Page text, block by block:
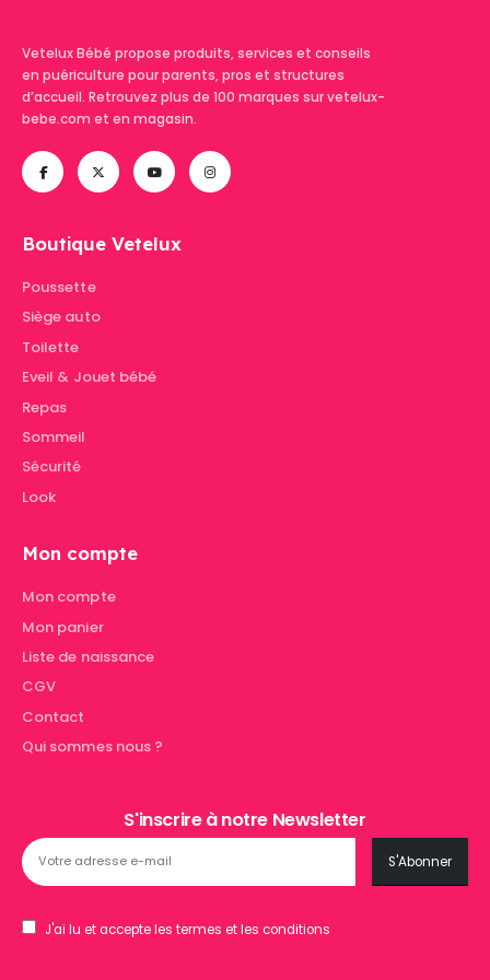
Vetelux Bébé propose produits, services et conseils
en puériculture pour parents, pros et structures
d’accueil. Retrouvez plus de 100 marques sur vetelux-
bebe.com et en magasin.
Boutique Vetelux
Poussette
Siège auto
Toilette
Eveil & Jouet bébé
Repas
Sommeil
Sécurité
Look
Mon compte
Mon compte
Mon panier
Liste de naissance
CGV
Contact
Qui sommes nous ?
S'inscrire à notre Newsletter
J'ai lu et accepte les termes et les conditions